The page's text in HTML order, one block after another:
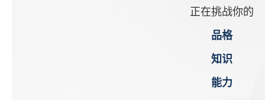
正在挑战你的
品格
知识
能力